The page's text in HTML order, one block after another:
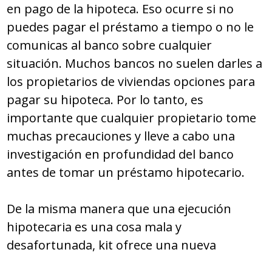
en pago de la hipoteca. Eso ocurre si no
puedes pagar el préstamo a tiempo o no le
comunicas al banco sobre cualquier
situación. Muchos bancos no suelen darles a
los propietarios de viviendas opciones para
pagar su hipoteca. Por lo tanto, es
importante que cualquier propietario tome
muchas precauciones y lleve a cabo una
investigación en profundidad del banco
antes de tomar un préstamo hipotecario.
De la misma manera que una ejecución
hipotecaria es una cosa mala y
desafortunada, kit ofrece una nueva